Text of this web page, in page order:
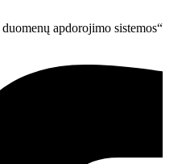
apdorojimo sistemos“